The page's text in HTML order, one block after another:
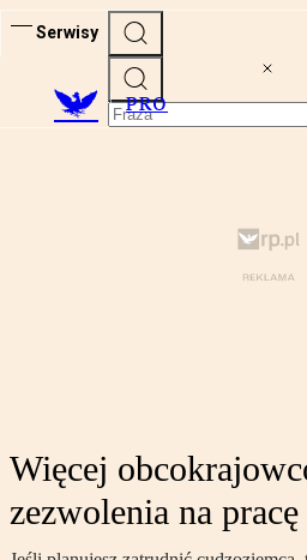
Serwisy
PRO
Więcej
zezwolenia na pracę